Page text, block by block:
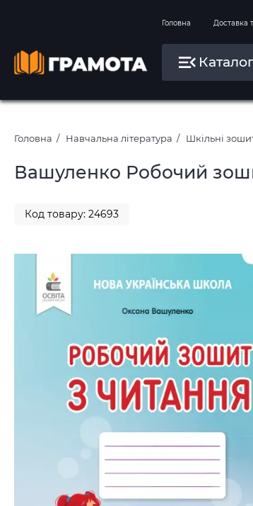
Головна Доставка
Каталог
Вправи на зимові канікули
Літо, пляж, плавання, басейни
Картини за номерами
Головна Навчальна література Шкільні
Вашуленко Робочий
Код товару: 24693